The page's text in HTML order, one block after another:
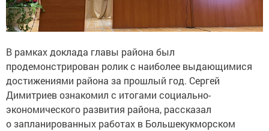
В рамках доклада главы района был
продемонстрирован ролик с наиболее выдающимися
достижениями района за прошлый год. Сергей
Димитриев ознакомил с итогами социально-
экономического развития района, рассказал
о запланированных работах в Большекукморском